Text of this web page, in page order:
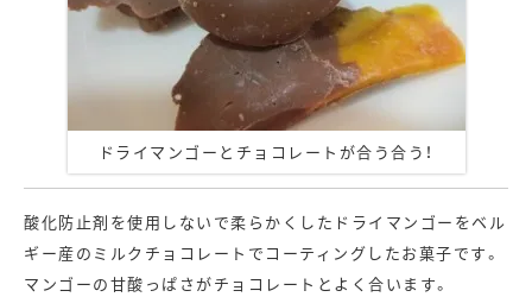
ドライマンゴーとチョコレートが合う合う！
酸化防止剤を使用しないで柔らかくしたドライマンゴーをベル
ギー産のミルクチョコレートでコーティングしたお菓子です。
マンゴーの甘酸っぱさがチョコレートとよく合います。